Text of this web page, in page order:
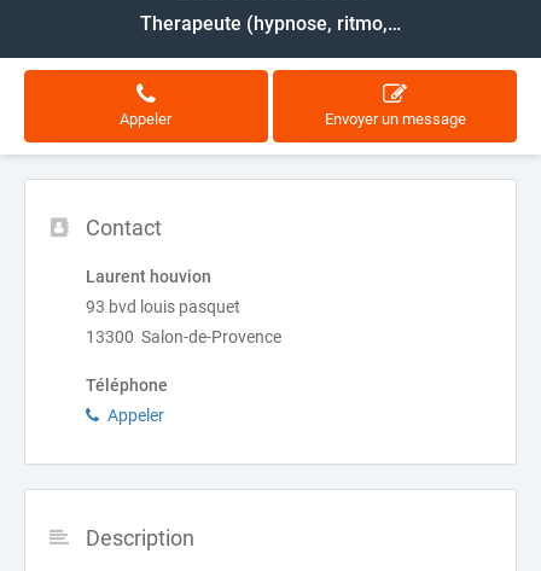
Therapeute (hypnose, ritmo,…
Appeler Envoyer un message
Contact
Laurent houvion
93 bvd louis pasquet
13300 Salon-de-Provence
Téléphone
Appeler
Description